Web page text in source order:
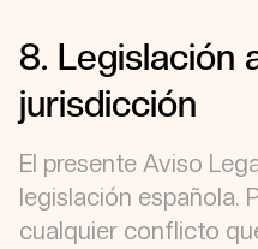
8. Legislación
jurisdicción
El presente Aviso
legislación española.
cualquier conflicto